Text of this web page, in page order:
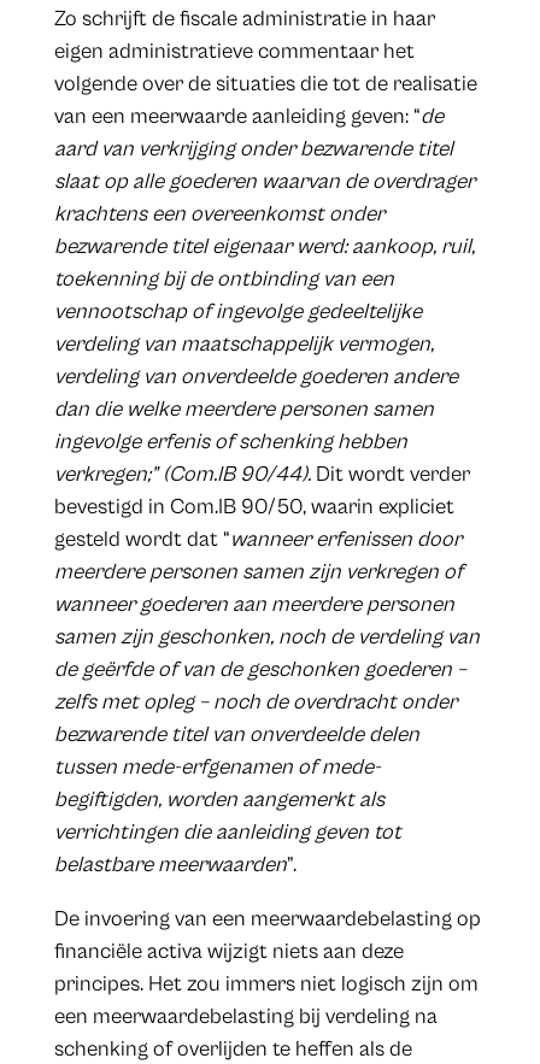
Zo schrijft de fiscale administratie in haar
eigen administratieve commentaar het
volgende over de situaties die tot de realisatie
van een meerwaarde aanleiding geven: “de
aard van verkrijging onder bezwarende titel
slaat op alle goederen waarvan de overdrager
krachtens een overeenkomst onder
bezwarende titel eigenaar werd: aankoop, ruil,
toekenning bij de ontbinding van een
vennootschap of ingevolge gedeeltelijke
verdeling van maatschappelijk vermogen,
verdeling van onverdeelde goederen andere
dan die welke meerdere personen samen
ingevolge erfenis of schenking hebben
verkregen;” (Com.IB 90/44).Dit wordt verder
bevestigd in Com.IB 90/50, waarin expliciet
gesteld wordt dat “wanneer erfenissen door
meerdere personen samen zijn verkregen of
wanneer goederen aan meerdere personen
samen zijn geschonken, noch de verdeling van
de geërfde of van de geschonken goederen –
zelfs met opleg – noch de overdracht onder
bezwarende titel van onverdeelde delen
tussen mede-erfgenamen of mede-
begiftigden, worden aangemerkt als
verrichtingen die aanleiding geven tot
belastbare meerwaarden”.
De invoering van een meerwaardebelasting op
financiële activa wijzigt niets aan deze
principes. Het zou immers niet logisch zijn om
een meerwaardebelasting bij verdeling na
schenking of overlijden te heffen als de